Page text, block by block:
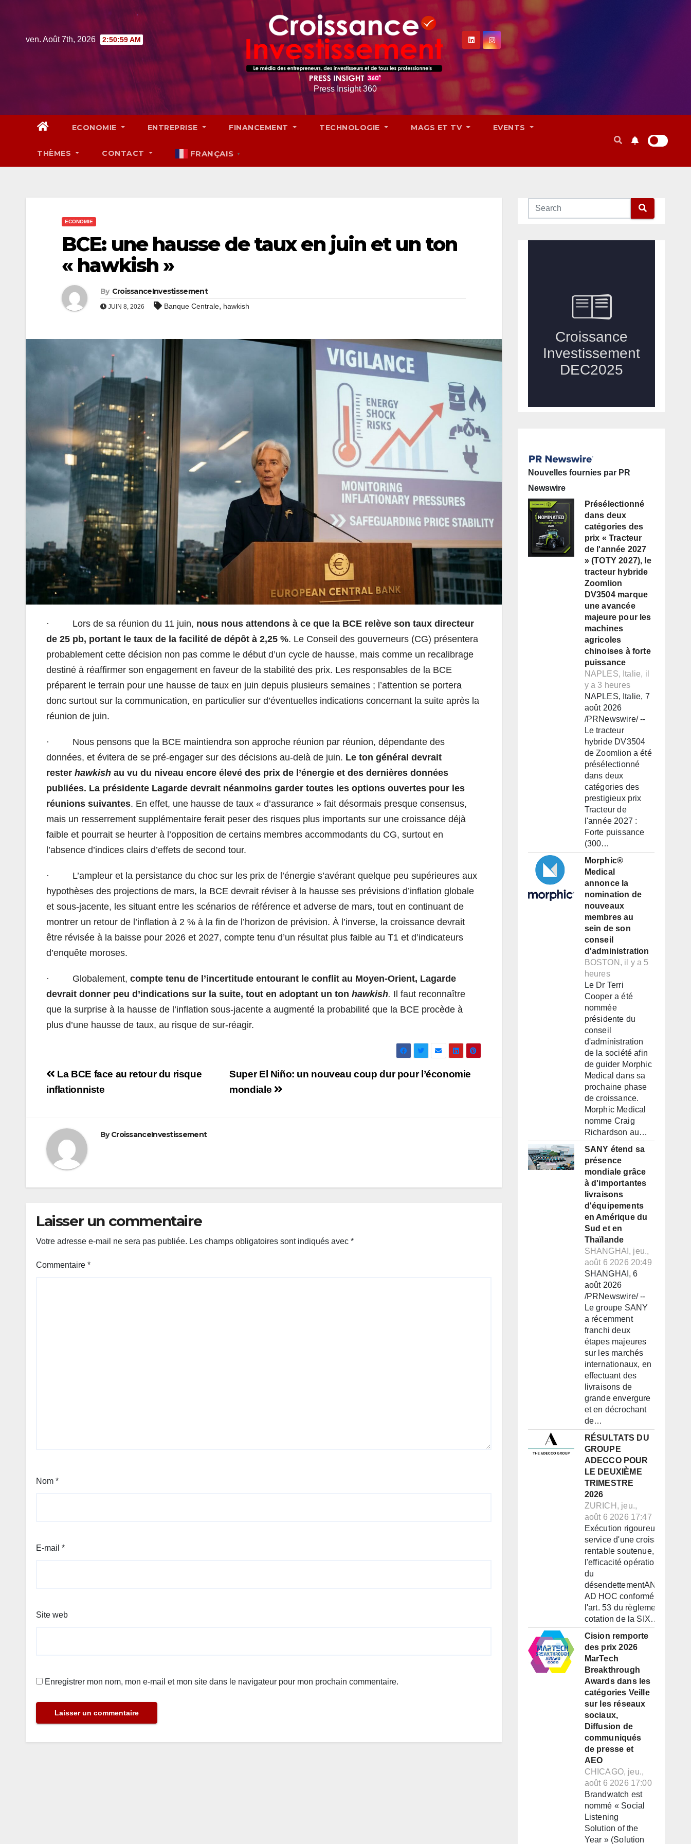
contentven. Août 7th, 2026 2:51:01 AM
Press Insight 360
ECONOMIE ENTREPRISE FINANCEMENT TECHNOLOGIE MAGS ET TV EVENTS
THÈMES CONTACT FRANÇAIS ▼
ECONOMIE
BCE: une hausse de taux en juin et un ton
« hawkish »
By CroissanceInvestissement
JUIN 8, 2026 Banque Centrale, hawkish
· Lors de sa réunion du 11 juin, nous nous attendons à ce que la BCE relève son taux directeur
de 25 pb, portant le taux de la facilité de dépôt à 2,25 %. Le Conseil des gouverneurs (CG) présentera
probablement cette décision non pas comme le début d’un cycle de hausse, mais comme un recalibrage
destiné à réaffirmer son engagement en faveur de la stabilité des prix. Les responsables de la BCE
préparent le terrain pour une hausse de taux en juin depuis plusieurs semaines ; l’attention se portera
donc surtout sur la communication, en particulier sur d’éventuelles indications concernant la suite après la
réunion de juin.
· Nous pensons que la BCE maintiendra son approche réunion par réunion, dépendante des
données, et évitera de se pré‑engager sur des décisions au‑delà de juin. Le ton général devrait
rester hawkish au vu du niveau encore élevé des prix de l’énergie et des dernières données
publiées. La présidente Lagarde devrait néanmoins garder toutes les options ouvertes pour les
réunions suivantes. En effet, une hausse de taux « d’assurance » fait désormais presque consensus,
mais un resserrement supplémentaire ferait peser des risques plus importants sur une croissance déjà
faible et pourrait se heurter à l’opposition de certains membres accommodants du CG, surtout en
l’absence d’indices clairs d’effets de second tour.
· L’ampleur et la persistance du choc sur les prix de l’énergie s’avérant quelque peu supérieures aux
hypothèses des projections de mars, la BCE devrait réviser à la hausse ses prévisions d’inflation globale
et sous‑jacente, les situant entre les scénarios de référence et adverse de mars, tout en continuant de
montrer un retour de l’inflation à 2 % à la fin de l’horizon de prévision. À l’inverse, la croissance devrait
être révisée à la baisse pour 2026 et 2027, compte tenu d’un résultat plus faible au T1 et d’indicateurs
d’enquête moroses.
· Globalement, compte tenu de l’incertitude entourant le conflit au Moyen‑Orient, Lagarde
devrait donner peu d’indications sur la suite, tout en adoptant un ton hawkish. Il faut reconnaître
que la surprise à la hausse de l’inflation sous‑jacente a augmenté la probabilité que la BCE procède à
plus d’une hausse de taux, au risque de sur‑réagir.
Navigation
de
Super El Niño: un nouveau coup dur pour l’économie
mondiale
La BCE face au retour du risque
inflationniste
ByCroissanceInvestissement
Laisser un commentaire
Votre adresse e-mail ne sera pas publiée. Les champs obligatoires sont indiqués avec *
Commentaire *
Nom *
E-mail *
Site web
Enregistrer mon nom, mon e-mail et mon site dans le navigateur pour mon prochain commentaire.
Nouvelles fournies par PR
Newswire
Présélectionné
dans deux
catégories des
prix « Tracteur
de l'année 2027
» (TOTY 2027), le
tracteur hybride
Zoomlion
DV3504 marque
une avancée
majeure pour les
machines
agricoles
chinoises à forte
puissance
NAPLES, Italie, il
y a 3 heures
NAPLES, Italie, 7
août 2026
/PRNewswire/ --
Le tracteur
hybride DV3504
de Zoomlion a été
présélectionné
dans deux
catégories des
prestigieux prix
Tracteur de
l'année 2027 :
Forte puissance
(300…
Morphic®
Medical
annonce la
nomination de
nouveaux
membres au
sein de son
conseil
d'administration
BOSTON, il y a 5
heures
Le Dr Terri
Cooper a été
nommée
présidente du
conseil
d'administration
de la société afin
de guider Morphic
Medical dans sa
prochaine phase
de croissance.
Morphic Medical
nomme Craig
Richardson au…
SANY étend sa
présence
mondiale grâce
à d'importantes
livraisons
d'équipements
en Amérique du
Sud et en
Thaïlande
SHANGHAI, jeu.,
août 6 2026 20:49
SHANGHAI, 6
août 2026
/PRNewswire/ --
Le groupe SANY
a récemment
franchi deux
étapes majeures
sur les marchés
internationaux, en
effectuant des
livraisons de
grande envergure
et en décrochant
de…
RÉSULTATS DU
GROUPE
ADECCO POUR
LE DEUXIÈME
TRIMESTRE
2026
ZURICH, jeu.,
août 6 2026 17:47
Exécution rigoureuse au
service d'une croissance
rentable soutenue, de
l'efficacité opérationnelle et
du
désendettementANNONCE
AD HOC conformément à
l'art. 53 du règlement de
cotation de la SIX…
Cision remporte
des prix 2026
MarTech
Breakthrough
Awards dans les
catégories Veille
sur les réseaux
sociaux,
Diffusion de
communiqués
de presse et
AEO
CHICAGO, jeu.,
août 6 2026 17:00
Brandwatch est
nommé « Social
Listening
Solution of the
Year » (Solution